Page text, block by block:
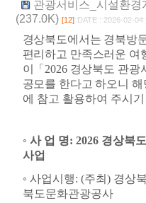
관광서비스_시설환
(237.0K) [12] DATE : 2026-02-04
경상북도에서는 경북방
편리하고 만족스러운 여
이
「 2026 경상북도 관광
공모를 한다고 하오니 해
에 참고 활용하여 주시
◦ 사 업 명: 2026 경상북
사업
◦ 사업시행: (주최 ) 경상
북도문화관광공사